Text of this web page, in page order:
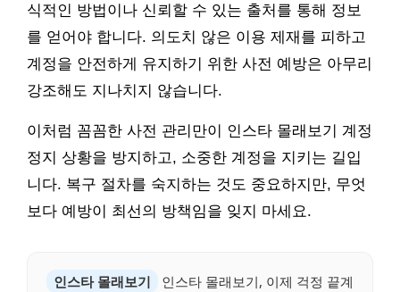
식적인 방법이나 신뢰할 수 있는 출처를 통해 정보
를 얻어야 합니다. 의도치 않은 이용 제재를 피하고
계정을 안전하게 유지하기 위한 사전 예방은 아무리
강조해도 지나치지 않습니다.
이처럼 꼼꼼한 사전 관리만이 인스타 몰래보기 계정
정지 상황을 방지하고, 소중한 계정을 지키는 길입
니다. 복구 절차를 숙지하는 것도 중요하지만, 무엇
보다 예방이 최선의 방책임을 잊지 마세요.
인스타 몰래보기
인스타 몰래보기, 이제 걱정 끝계